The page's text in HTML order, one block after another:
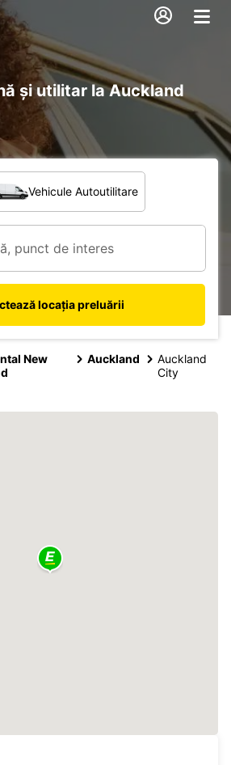
și utilitar la Auckland
Vehicule Autoutilitare
locația preluării
New
Auckland
Auckland
City